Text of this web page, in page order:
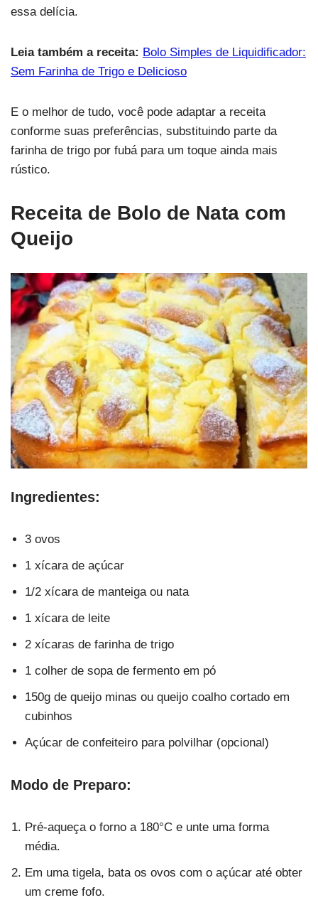
essa delícia.
Leia também a receita: Bolo Simples de Liquidificador:
Sem Farinha de Trigo e Delicioso
E o melhor de tudo, você pode adaptar a receita
conforme suas preferências, substituindo parte da
farinha de trigo por fubá para um toque ainda mais
rústico.
Receita de Bolo de Nata com
Queijo
Ingredientes:
3 ovos
1 xícara de açúcar
1/2 xícara de manteiga ou nata
1 xícara de leite
2 xícaras de farinha de trigo
1 colher de sopa de fermento em pó
150g de queijo minas ou queijo coalho cortado em
cubinhos
Açúcar de confeiteiro para polvilhar (opcional)
Modo de Preparo:
Pré-aqueça o forno a 180°C e unte uma forma
média.
Em uma tigela, bata os ovos com o açúcar até obter
um creme fofo.